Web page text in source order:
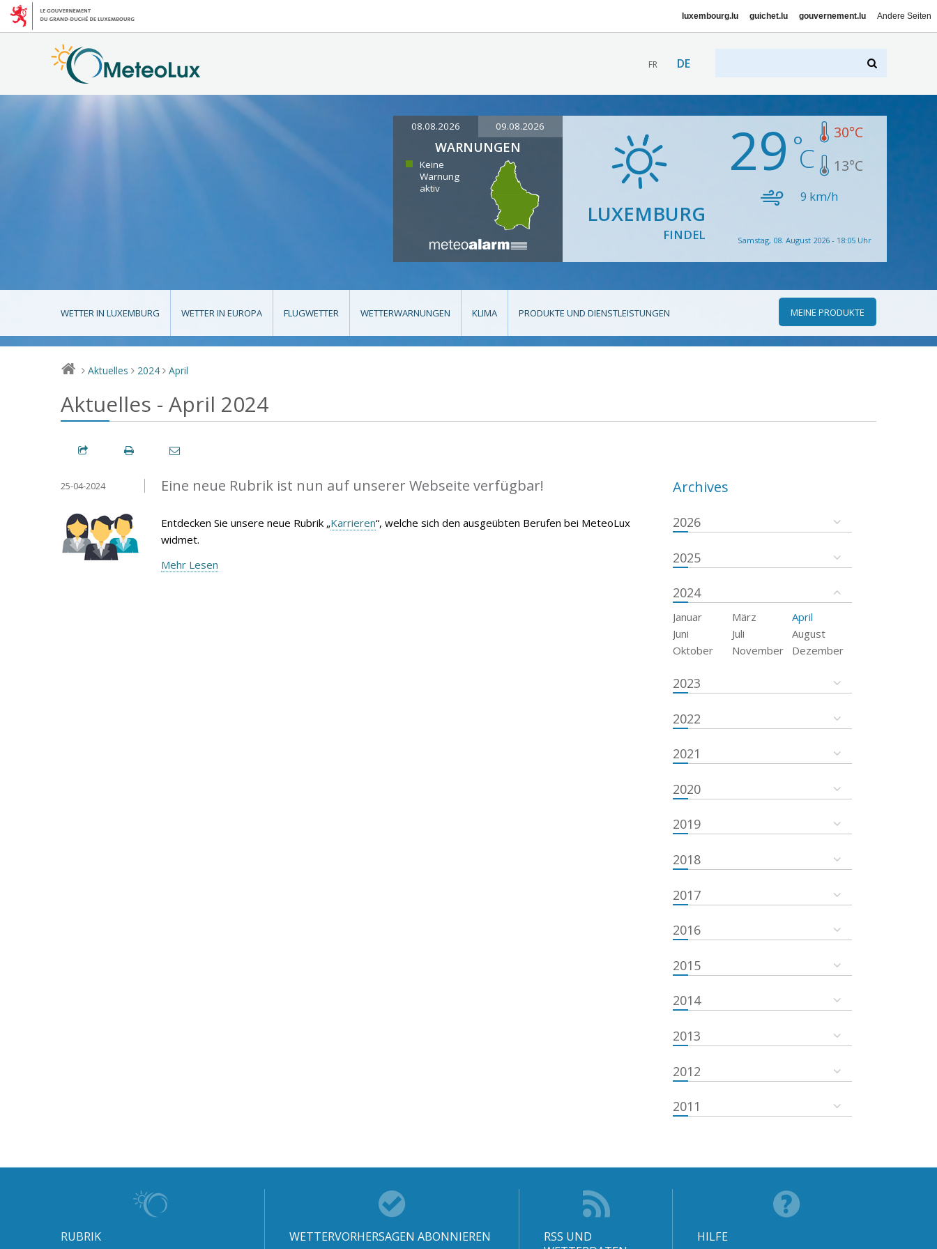
luxembourg.lu guichet.lu gouvernement.lu Andere Seiten
FR DE
08.08.2026 09.08.2026
WARNUNGEN
Keine
Warnung
aktiv
LUXEMBURG
FINDEL
29 30°C
13°C
9 km/h
Samstag, 08. August 2026 - 18:05 Uhr
WETTER IN LUXEMBURG WETTER IN EUROPA FLUGWETTER WETTERWARNUNGEN KLIMA PRODUKTE UND DIENSTLEISTUNGEN MEINE PRODUKTE
> Aktuelles > 2024 > April
Aktuelles - April 2024
Eine neue Rubrik ist nun auf unserer Webseite verfügbar!
25-04-2024
Entdecken Sie unsere neue Rubrik „Karrieren“, welche sich den ausgeübten Berufen bei MeteoLux
widmet.
Mehr Lesen
Archives
2026
2025
2024
Januar März
April
Juni
Juli
August
Oktober
November Dezember
2023
2022
2021
2020
2019
2018
2017
2016
2015
2014
2013
2012
2011
RUBRIK WETTERVORHERSAGEN ABONNIEREN
RSS UND
HILFE